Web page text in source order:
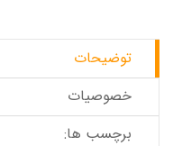
توضیحات
خصوصیات
برچسب ها: